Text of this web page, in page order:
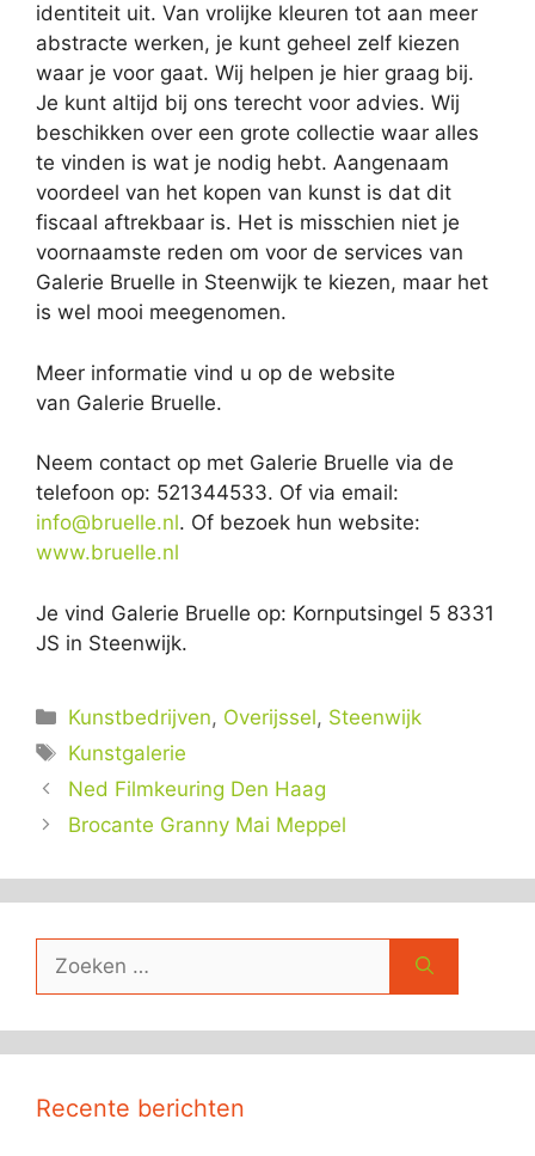
identiteit uit. Van vrolijke kleuren tot aan meer
abstracte werken, je kunt geheel zelf kiezen
waar je voor gaat. Wij helpen je hier graag bij.
Je kunt altijd bij ons terecht voor advies. Wij
beschikken over een grote collectie waar alles
te vinden is wat je nodig hebt. Aangenaam
voordeel van het kopen van kunst is dat dit
fiscaal aftrekbaar is. Het is misschien niet je
voornaamste reden om voor de services van
Galerie Bruelle in Steenwijk te kiezen, maar het
is wel mooi meegenomen.
Meer informatie vind u op de website
van Galerie Bruelle.
Neem contact op met Galerie Bruelle via de
telefoon op: 521344533. Of via email:
info@bruelle.nl. Of bezoek hun website:
www.bruelle.nl
Je vind Galerie Bruelle op: Kornputsingel 5 8331
JS in Steenwijk.
Categorieën
Kunstbedrijven, Overijssel, Steenwijk
Tags
Kunstgalerie
Ned Filmkeuring Den Haag
Brocante Granny Mai Meppel
naar:
Recente berichten